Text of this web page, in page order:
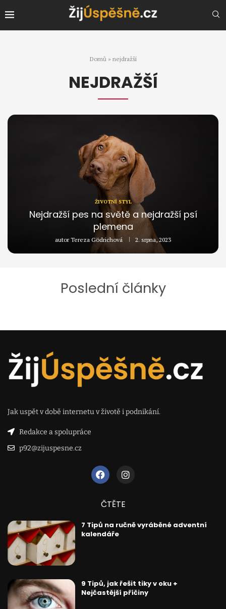
Domů » nejdražší
NEJDRAŽŠÍ
ŽIVOTNÍ STYL
Nejdražší pes na světě a nejdražší psí
plemena
autorTereza Gödrichová 2. srpna, 2023
Poslední články
Jak uspět v době internetu v životě i podnikání.
Redakce a spolupráce
p92@zijuspesne.cz
ČTĚTE
7 Tipů na ručně vyráběné adventní
kalendáře
9 Tipů, jak řešit tiky v oku +
Nejčastější příčiny